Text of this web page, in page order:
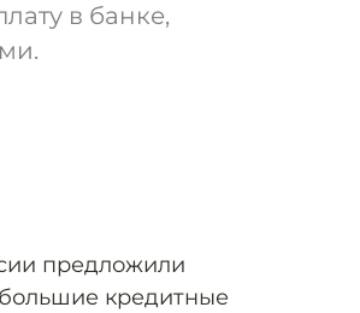
в банке,
предложили
кредитные